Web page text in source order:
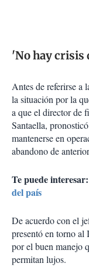
'No hay crisis
Antes de referirse a
la situación por la
a que el director de
Santaella,
mantenerse en
abandono de
Te puede interesar:
del país
De acuerdo con el
presentó en torno al
por el buen manejo
permitan lujos.